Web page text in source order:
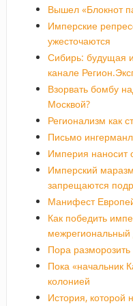
Вышел «Блокнот
Имперские
ужесточаются
Сибирь: будущая
канале
Взорвать бомбу
Москвой?
Регионализм как
Письмо
Империя наносит
Имперский
запрещаются
Манифест
Как победить
межрегиональный
Пора
Пока «начальник
колонией
История, которой